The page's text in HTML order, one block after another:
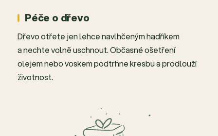
Péče o dřevo
Dřevo otřete jen lehce navlhčeným hadříkem
a nechte volně uschnout. Občasné ošetření
olejem nebo voskem podtrhne kresbu a prodlouží
životnost.